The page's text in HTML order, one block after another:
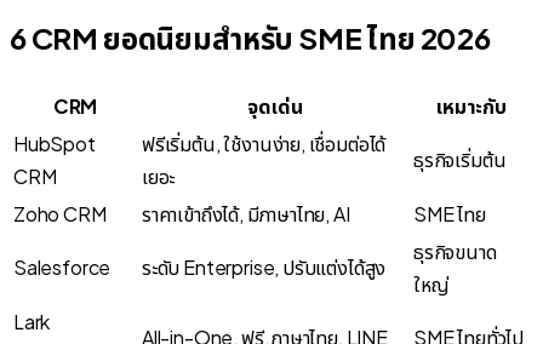
6 CRM ยอดนิยมสำหรับ SME ไทย 2026
CRM จุดเด่น
เหมาะกับ
HubSpot
CRM
ฟรีเริ่มต้น, ใช้งานง่าย, เชื่อมต่อได้
เยอะ
ธุรกิจเริ่มต้น
Zoho CRM ราคาเข้าถึงได้, มีภาษาไทย, AI SME ไทย
Salesforce ระดับ Enterprise, ปรับแต่งได้สูง
ธุรกิจขนาด
ใหญ่
Lark
All-in-One, ฟรี, ภาษาไทย, LINE SME ไทยทั่วไป